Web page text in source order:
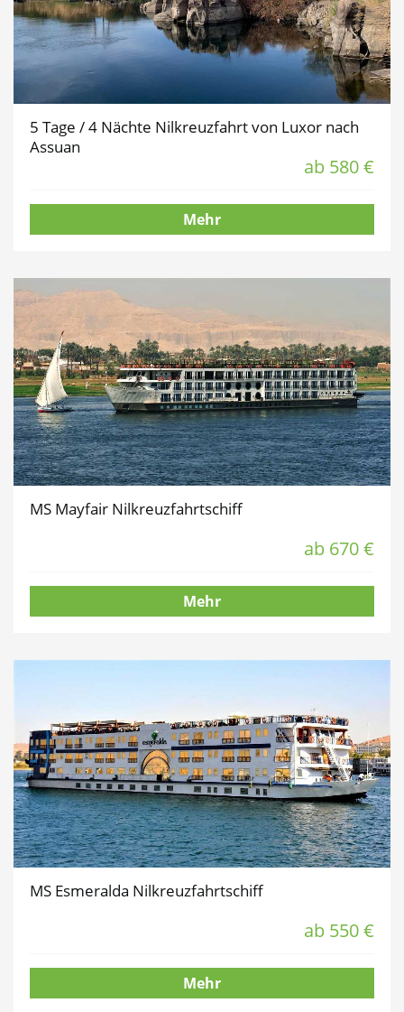
5 Tage / 4 Nächte Nilkreuzfahrt von Luxor nach
Assuan
ab 580 €
Mehr
MS Mayfair Nilkreuzfahrtschiff
ab 670 €
Mehr
MS Esmeralda Nilkreuzfahrtschiff
ab 550 €
Mehr